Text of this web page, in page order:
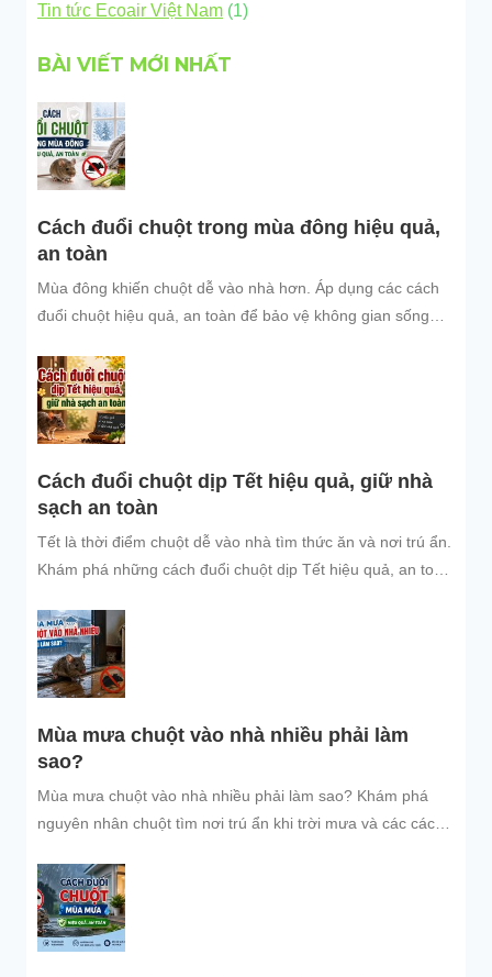
Tin tức Ecoair Việt Nam (1)
BÀI VIẾT MỚI NHẤT
Cách đuổi chuột trong mùa đông hiệu quả,
an toàn
Mùa đông khiến chuột dễ vào nhà hơn. Áp dụng các cách
đuổi chuột hiệu quả, an toàn để bảo vệ không gian sống
Cách đuổi chuột dịp Tết hiệu quả, giữ nhà
sạch an toàn
Tết là thời điểm chuột dễ vào nhà tìm thức ăn và nơi trú ẩn.
Khám phá những cách đuổi chuột dịp Tết hiệu quả, an toàn
đình và đón năm mới an tâm.
Mùa mưa chuột vào nhà nhiều phải làm
sao?
Mùa mưa chuột vào nhà nhiều phải làm sao? Khám phá
nguyên nhân chuột tìm nơi trú ẩn khi trời mưa và các cách
bảo vệ không gian sống sạch sẽ.